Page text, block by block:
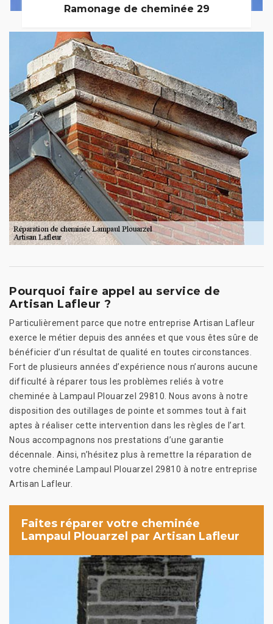
Ramonage de cheminée 29
Pourquoi faire appel au service de
Artisan Lafleur ?
Particulièrement parce que notre entreprise Artisan Lafleur
exerce le métier depuis des années et que vous êtes sûre de
bénéficier d’un résultat de qualité en toutes circonstances.
Fort de plusieurs années d’expérience nous n’aurons aucune
difficulté à réparer tous les problèmes reliés à votre
cheminée à Lampaul Plouarzel 29810. Nous avons à notre
disposition des outillages de pointe et sommes tout à fait
aptes à réaliser cette intervention dans les règles de l’art.
Nous accompagnons nos prestations d’une garantie
décennale. Ainsi, n’hésitez plus à remettre la réparation de
votre cheminée Lampaul Plouarzel 29810 à notre entreprise
Artisan Lafleur.
Faites réparer votre cheminée
Lampaul Plouarzel par Artisan Lafleur